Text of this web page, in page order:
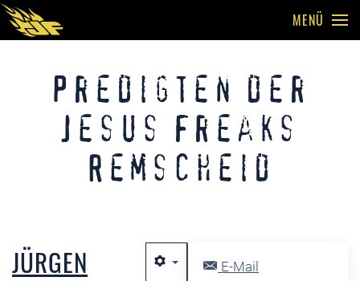
MENÜ
Predigten der
Jesus Freaks
Remscheid
E-Mail
JÜRGEN